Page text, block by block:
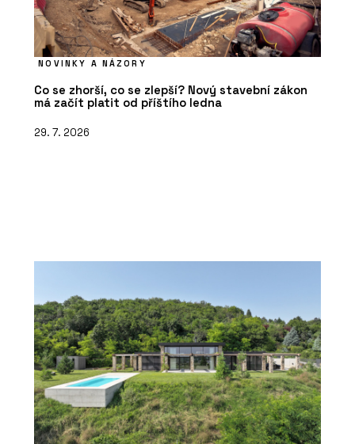
NOVINKY A NÁZORY
Co se zhorší, co se zlepší? Nový stavební zákon
má začít platit od příštího ledna
29. 7. 2026